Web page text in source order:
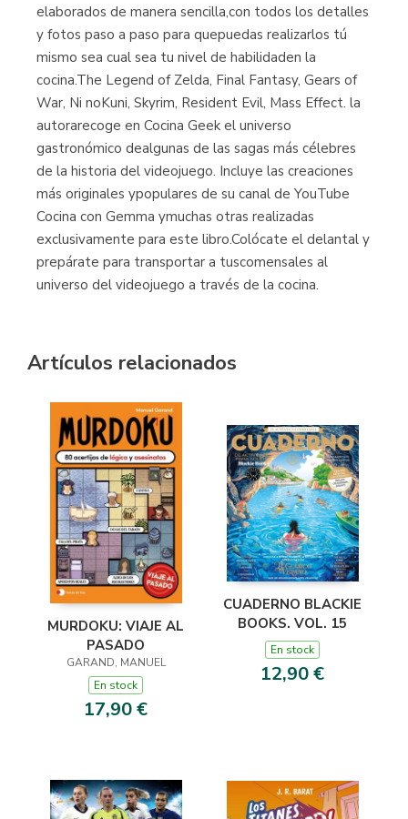
elaborados de manera sencilla,con todos los detalles
y fotos paso a paso para quepuedas realizarlos tú
mismo sea cual sea tu nivel de habilidaden la
cocina.The Legend of Zelda, Final Fantasy, Gears of
War, Ni noKuni, Skyrim, Resident Evil, Mass Effect. la
autorarecoge en Cocina Geek el universo
gastronómico dealgunas de las sagas más célebres
de la historia del videojuego. Incluye las creaciones
más originales ypopulares de su canal de YouTube
Cocina con Gemma ymuchas otras realizadas
exclusivamente para este libro.Colócate el delantal y
prepárate para transportar a tuscomensales al
universo del videojuego a través de la cocina.
Artículos relacionados
MURDOKU: VIAJE AL
PASADO
GARAND, MANUEL
En stock
17,90 €
CUADERNO BLACKIE
BOOKS. VOL. 15
En stock
12,90 €